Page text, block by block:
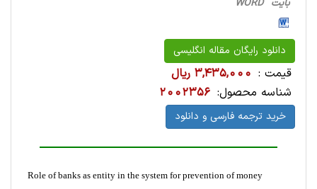
بایت WORD
دانلود رایگان مقاله انگلیسی
قیمت : 3,435,000 ریال
شناسه محصول: 2002356
خرید ترجمه فارسی و دانلود
Role of banks as entity in the system for prevention of money